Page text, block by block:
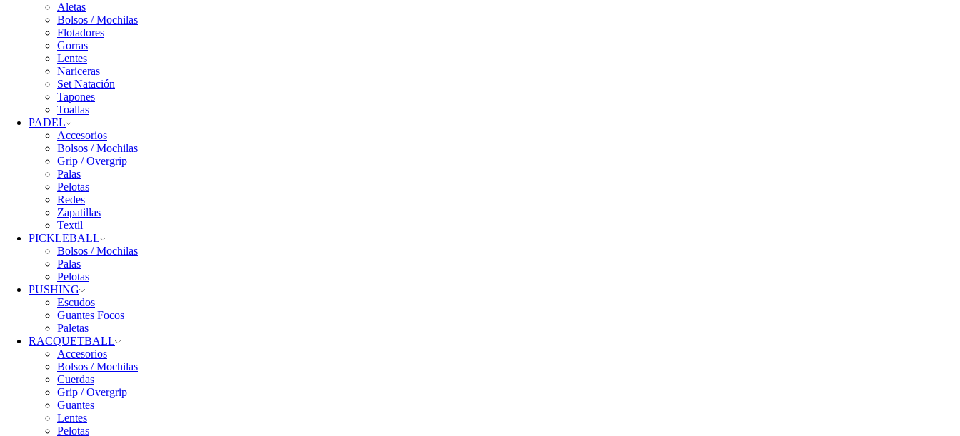
Aletas
Bolsos / Mochilas
Flotadores
Gorras
Lentes
Nariceras
Set Natación
Tapones
Toallas
PADEL
Accesorios
Bolsos / Mochilas
Grip / Overgrip
Palas
Pelotas
Redes
Zapatillas
Textil
PICKLEBALL
Bolsos / Mochilas
Palas
Pelotas
PUSHING
Escudos
Guantes Focos
Paletas
RACQUETBALL
Accesorios
Bolsos / Mochilas
Cuerdas
Grip / Overgrip
Guantes
Lentes
Pelotas